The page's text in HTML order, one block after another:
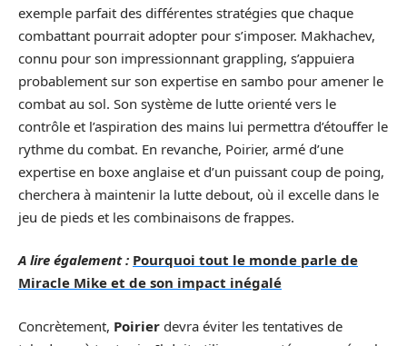
exemple parfait des différentes stratégies que chaque
combattant pourrait adopter pour s’imposer. Makhachev,
connu pour son impressionnant grappling, s’appuiera
probablement sur son expertise en sambo pour amener le
combat au sol. Son système de lutte orienté vers le
contrôle et l’aspiration des mains lui permettra d’étouffer le
rythme du combat. En revanche, Poirier, armé d’une
expertise en boxe anglaise et d’un puissant coup de poing,
cherchera à maintenir la lutte debout, où il excelle dans le
jeu de pieds et les combinaisons de frappes.
A lire également : Pourquoi tout le monde parle de
Miracle Mike et de son impact inégalé
Concrètement, Poirier devra éviter les tentatives de